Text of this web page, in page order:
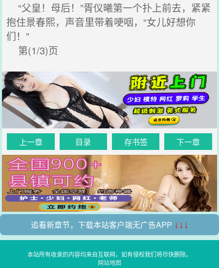
“父皇！母后！”胥仪曦第一个扑上前去，紧紧
抱住景春熙，声音里带着哽咽，“女儿好想你
们！”
第(1/3)页
上一章 目录 存书签 下一章
追看新章节，下载本站客户端无广告APP ↓↓↓
本站所有收录的内容均来自互联网，如有侵权我们将尽快删除。
网站地图